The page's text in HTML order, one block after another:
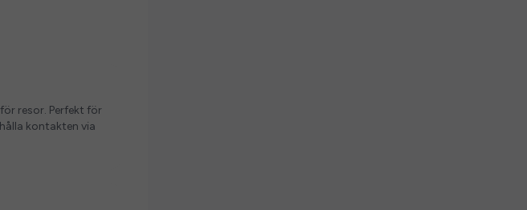
resor. Perfekt för
kontakten via